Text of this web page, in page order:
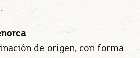
de origen, con forma